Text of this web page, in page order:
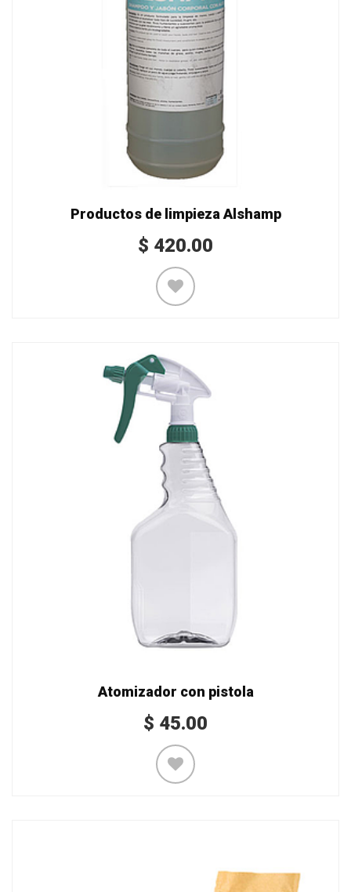
Productos de limpieza Alshamp
$ 420.00
Atomizador con pistola
$ 45.00